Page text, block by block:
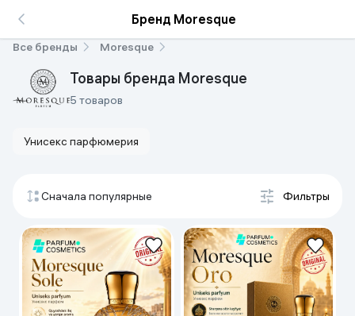
Бренд Moresque
Все бренды Moresque
Товары бренда Moresque
5 товаров
Унисекс парфюмерия
Сначала популярные Фильтры